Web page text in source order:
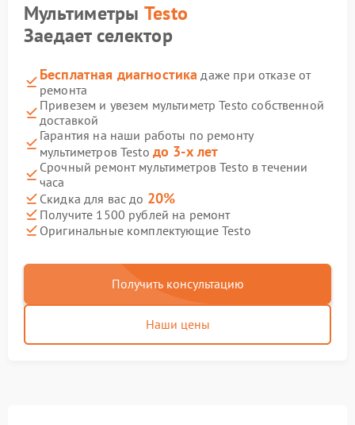
Мультиметры Testo
Заедает селектор
Бесплатная диагностика даже при отказе от
ремонта
Привезем и увезем мультиметр Testo собственной
доставкой
Гарантия на наши работы по ремонту
мультиметров Testo до 3-х лет
Срочный ремонт мультиметров Testo в течении
часа
Скидка для вас до 20%
Получите 1500 рублей на ремонт
Оригинальные комплектующие Testo
Получить консультацию
Наши цены